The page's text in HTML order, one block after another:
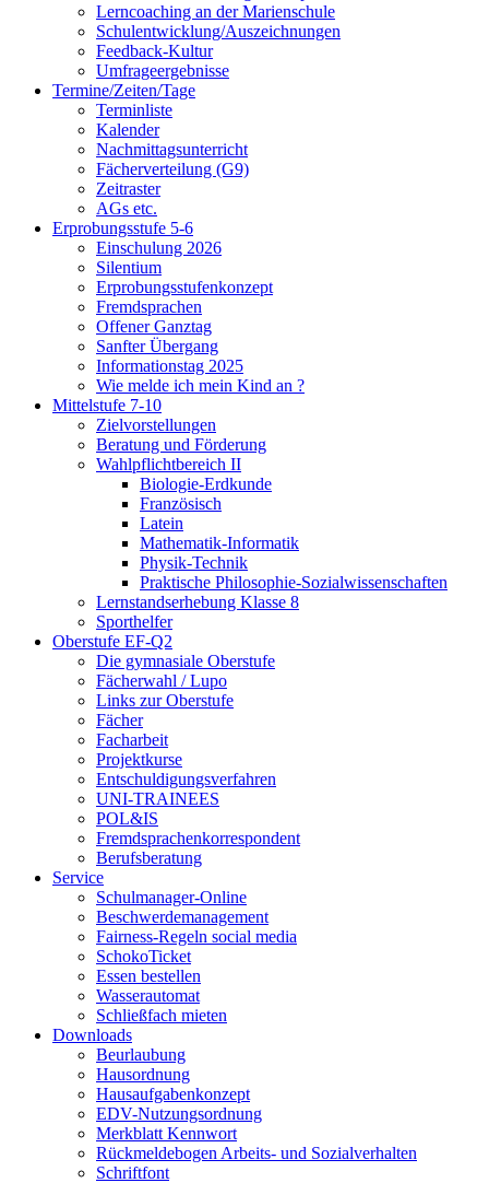
Lerncoaching an der Marienschule
Schulentwicklung/Auszeichnungen
Feedback-Kultur
Umfrageergebnisse
Termine/Zeiten/Tage
Terminliste
Kalender
Nachmittagsunterricht
Fächerverteilung (G9)
Zeitraster
AGs etc.
Erprobungsstufe 5-6
Einschulung 2026
Silentium
Erprobungsstufenkonzept
Fremdsprachen
Offener Ganztag
Sanfter Übergang
Informationstag 2025
Wie melde ich mein Kind an ?
Mittelstufe 7-10
Zielvorstellungen
Beratung und Förderung
Wahlpflichtbereich II
Biologie-Erdkunde
Französisch
Latein
Mathematik-Informatik
Physik-Technik
Praktische Philosophie-Sozialwissenschaften
Lernstandserhebung Klasse 8
Sporthelfer
Oberstufe EF-Q2
Die gymnasiale Oberstufe
Fächerwahl / Lupo
Links zur Oberstufe
Fächer
Facharbeit
Projektkurse
Entschuldigungsverfahren
UNI-TRAINEES
POL&IS
Fremdsprachenkorrespondent
Berufsberatung
Service
Schulmanager-Online
Beschwerdemanagement
Fairness-Regeln social media
SchokoTicket
Essen bestellen
Wasserautomat
Schließfach mieten
Downloads
Beurlaubung
Hausordnung
Hausaufgabenkonzept
EDV-Nutzungsordnung
Merkblatt Kennwort
Rückmeldebogen Arbeits- und Sozialverhalten
Schriftfont